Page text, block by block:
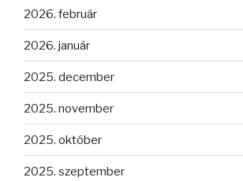
2026. február
2026. január
2025. december
2025. november
2025. október
2025. szeptember